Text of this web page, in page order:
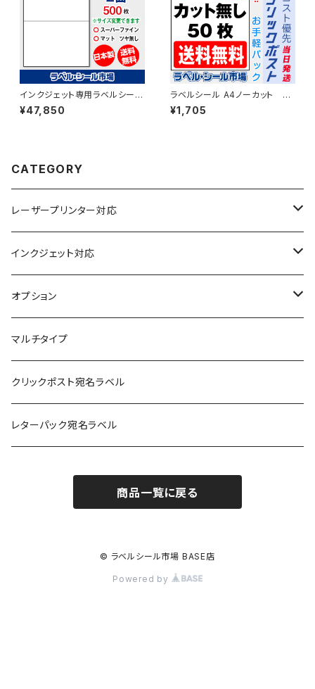
インクジェット専用ラベルシール
マットコートA4-2面 500枚 ス
¥47,850
ラベルシール A4ノーカット レ
ーザープリンター専用アート
紙 50枚 クリックポスト版
¥1,705
CATEGORY
レーザープリンター対応
上質紙
アート紙
光沢紙
耐水フィルム
訂正用
インクジェット対応
コート紙
光沢紙
和紙
フィルム
オプション
簡易印刷
マルチタイプ
クリックポスト宛名ラベル
レターパック宛名ラベル
商品一覧に戻る
© ラベルシール市場 BASE店
Powered by